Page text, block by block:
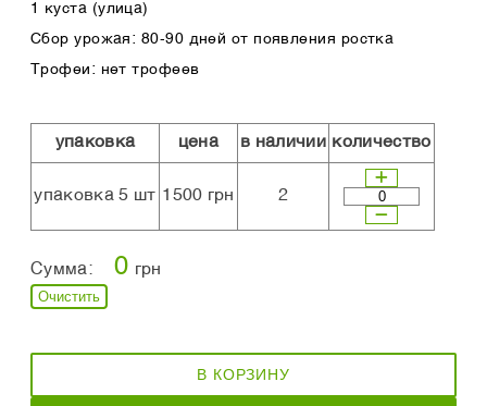
1 куста (улица)
Сбор урожая: 80-90 дней от появления ростка
Трофеи: нет трофеев
упаковка цена в наличии количество
упаковка 5 шт 1500 грн 2
Сумма: 0 грн
Очистить
В КОРЗИНУ